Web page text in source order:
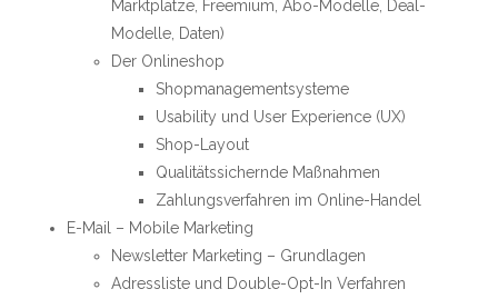
Marktplätze, Freemium, Abo-Modelle, Deal-
Modelle, Daten)
Der Onlineshop
Shopmanagementsysteme
Usability und User Experience (UX)
Shop-Layout
Qualitätssichernde Maßnahmen
Zahlungsverfahren im Online-Handel
E-Mail – Mobile Marketing
Newsletter Marketing – Grundlagen
Adressliste und Double-Opt-In Verfahren